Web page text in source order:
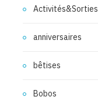
Activités&Sorties
anniversaires
bêtises
Bobos